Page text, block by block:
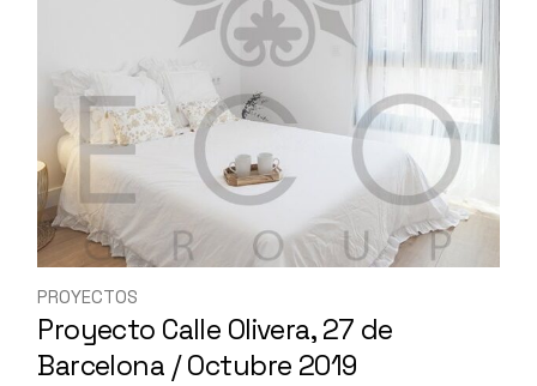
PROYECTOS
Proyecto Calle Olivera, 27 de
Barcelona / Octubre 2019